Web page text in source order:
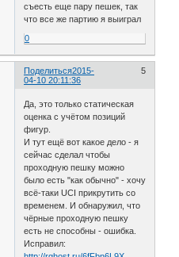
съесть еще пару пешек, так
что все же партию я выиграл
0
Поделиться 5
2015-
04-10 20:11:36
Да, это только статическая
оценка с учётом позиций
фигур.
И тут ещё вот какое дело - я
сейчас сделал чтобы
проходную пешку можно
было есть "как обычно" - хочу
всё-таки UCI прикрутить со
временем. И обнаружил, что
чёрные проходную пешку
есть не способны - ошибка.
Исправил: